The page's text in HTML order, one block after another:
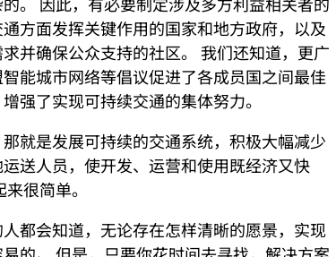
方面发挥关键作用的国家和地方政府，以及
并确保公众支持的社区。 我们还知道，更广
能城市网络等倡议促进了各成员国之间最佳
强了实现可持续交通的集体努力。
就是发展可持续的交通系统，积极大幅减少
送人员，使开发、运营和使用既经济又快
很简单。
都会知道，无论存在怎样清晰的愿景，实现